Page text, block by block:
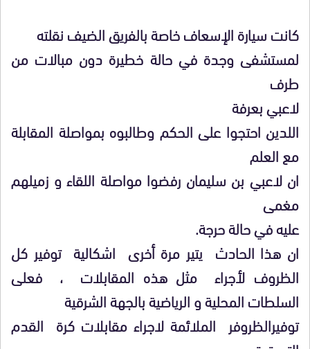
كانت سيارة الإسعاف خاصة بالفريق الضيف نقلته
لمستشفى وجدة في حالة خطيرة دون مبالات من
طرف
لاعبي بعرفة
اللدين احتجوا على الحكم وطالبوه بمواصلة المقابلة
مع العلم
ان لاعبي بن سليمان رفضوا مواصلة اللقاء و زميلهم
مغمى
عليه في حالة حرجة.
ان هذا الحادث يتير مرة أخرى اشكالية توفير كل
الظروف لأجراء مثل هذه المقابلات ، فعلى
السلطات المحلية و الرياضية بالجهة الشرقية
توفيرالظروفر الملائمة لاجراء مقابلات كرة القدم